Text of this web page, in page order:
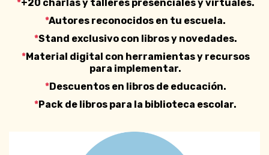
*+20 charlas y talleres presenciales y virtuales.
*Autores reconocidos en tu escuela.
*Stand exclusivo con libros y novedades.
*Material digital con herramientas y recursos
para implementar.
*Descuentos en libros de educación.
*Pack de libros para la biblioteca escolar.